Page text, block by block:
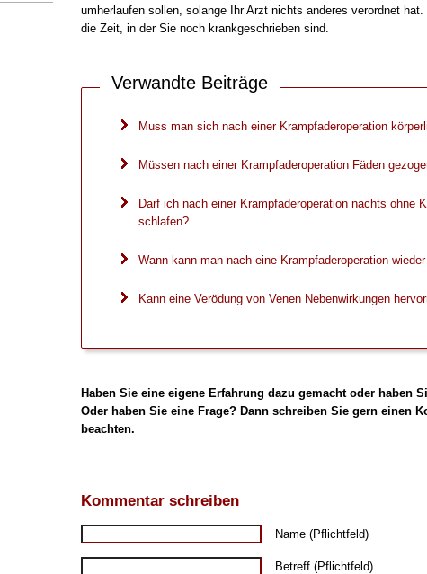
umherlaufen sollen, solange Ihr Arzt nichts anderes verordnet
die Zeit, in der Sie noch krankgeschrieben sind.
Verwandte Beiträge
Muss man sich nach einer Krampfaderoperation
Müssen nach einer Krampfaderoperation Fäden
Darf ich nach einer Krampfaderoperation nachts ohne
schlafen?
Wann kann man nach eine Krampfaderoperation
Kann eine Verödung von Venen Nebenwirkungen
Haben Sie eine eigene Erfahrung dazu gemacht oder haben
Oder haben Sie eine Frage? Dann schreiben Sie gern einen
beachten.
Kommentar schreiben
Name (Pflichtfeld)
Betreff (Pflichtfeld)